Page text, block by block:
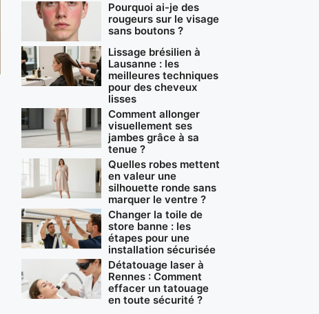
Pourquoi ai-je des
rougeurs sur le visage
sans boutons ?
Lissage brésilien à
Lausanne : les
meilleures techniques
pour des cheveux
lisses
Comment allonger
visuellement ses
jambes grâce à sa
tenue ?
Quelles robes mettent
en valeur une
silhouette ronde sans
marquer le ventre ?
Changer la toile de
store banne : les
étapes pour une
installation sécurisée
Détatouage laser à
Rennes : Comment
effacer un tatouage
en toute sécurité ?